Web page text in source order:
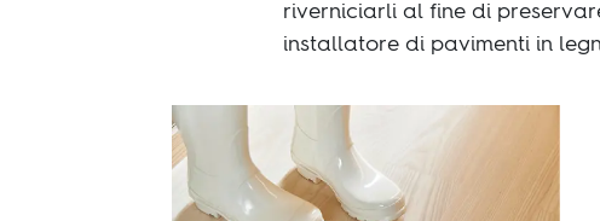
riverniciarli al fine di
installatore di pavimenti in